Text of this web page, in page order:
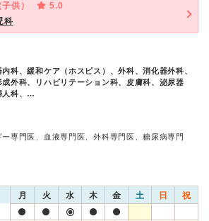
供）
5.0
科
科、緩和ケア（ホスピス）、外科、消化器外科、
外科、リハビリテーション科、皮膚科、泌尿器
人科、…
専門医、血液専門医、外科専門医、糖尿病専門
月 火 水 木 金 土 日 祝